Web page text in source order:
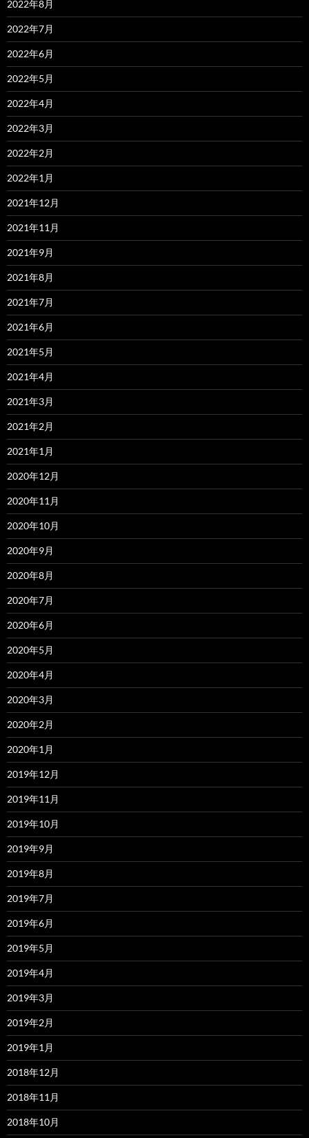
2022年8月
2022年7月
2022年6月
2022年5月
2022年4月
2022年3月
2022年2月
2022年1月
2021年12月
2021年11月
2021年9月
2021年8月
2021年7月
2021年6月
2021年5月
2021年4月
2021年3月
2021年2月
2021年1月
2020年12月
2020年11月
2020年10月
2020年9月
2020年8月
2020年7月
2020年6月
2020年5月
2020年4月
2020年3月
2020年2月
2020年1月
2019年12月
2019年11月
2019年10月
2019年9月
2019年8月
2019年7月
2019年6月
2019年5月
2019年4月
2019年3月
2019年2月
2019年1月
2018年12月
2018年11月
2018年10月